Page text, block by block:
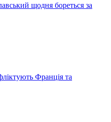
щодня бореться за
Франція та